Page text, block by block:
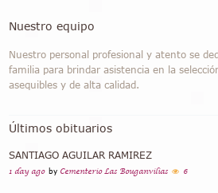
Nuestro equipo
Nuestro personal profesional y atento se
familia para brindar asistencia en la
asequibles y de alta calidad.
Últimos obituarios
SANTIAGO AGUILAR RAMIREZ
1 day ago by Cementerio Las Bouganvilias 6